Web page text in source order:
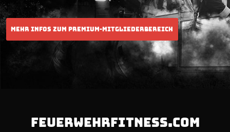
FEUERWEHRFITNESS.COM